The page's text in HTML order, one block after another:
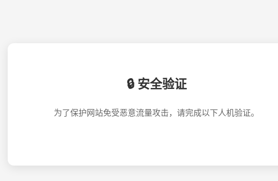
🔒 安全验证
为了保护网站免受恶意流量攻击，请完成以下人机验证。